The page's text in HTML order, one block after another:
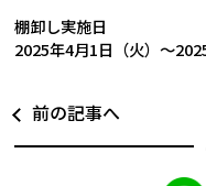
棚卸し実施日
2025年4月1日（火）～
前の記事へ